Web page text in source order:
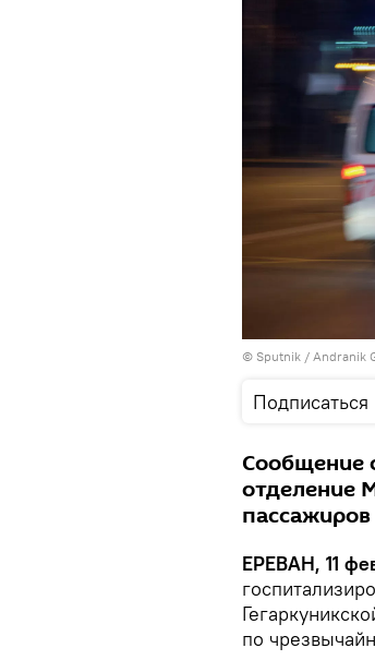
© Sputnik / Andranik
Подписаться
Сообщение
отделение
ЕРЕВАН, 11
по